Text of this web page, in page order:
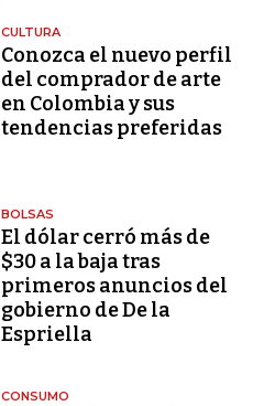
CULTURA
Conozca el nuevo perfil
del comprador de arte
en Colombia y sus
tendencias preferidas
BOLSAS
El dólar cerró más de
$30 a la baja tras
primeros anuncios del
gobierno de De la
Espriella
CONSUMO